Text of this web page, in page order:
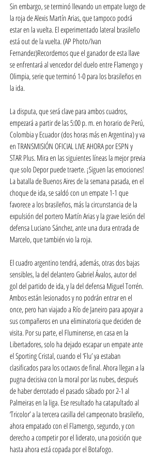
Sin embargo, se terminó llevando un empate luego de
la roja de Alexis Martín Arias, que tampoco podrá
estar en la vuelta. El experimentado lateral brasileño
está out de la vuelta. (AP Photo/Ivan
Fernandez)Recordemos que el ganador de esta llave
se enfrentará al vencedor del duelo entre Flamengo y
Olimpia, serie que terminó 1-0 para los brasileños en
la ida.
La disputa, que será clave para ambos cuadros,
empezará a partir de las 5:00 p. m. en horario de Perú,
Colombia y Ecuador (dos horas más en Argentina) y va
en TRANSMISIÓN OFICIAL LIVE AHORA por ESPN y
STAR Plus. Mira en las siguientes líneas la mejor previa
que solo Depor puede traerte. ¡Siguen las emociones!
La batalla de Buenos Aires de la semana pasada, en el
choque de ida, se saldó con un empate 1-1 que
favorece a los brasileños, más la circunstancia de la
expulsión del portero Martín Arias y la grave lesión del
defensa Luciano Sánchez, ante una dura entrada de
Marcelo, que también vio la roja.
El cuadro argentino tendrá, además, otras dos bajas
sensibles, la del delantero Gabriel Ávalos, autor del
gol del partido de ida, y la del defensa Miguel Torrén.
Ambos están lesionados y no podrán entrar en el
once, pero han viajado a Río de Janeiro para apoyar a
sus compañeros en una eliminatoria que deciden de
visita. Por su parte, el Fluminense, en casa en la
Libertadores, solo ha dejado escapar un empate ante
el Sporting Cristal, cuando el ‘Flu’ ya estaban
clasificados para los octavos de final. Ahora llegan a la
pugna decisiva con la moral por las nubes, después
de haber derrotado el pasado sábado por 2-1 al
Palmeiras en la liga. Ese resultado ha catapultado al
‘Tricolor’ a la tercera casilla del campeonato brasileño,
ahora empatado con el Flamengo, segundo, y con
derecho a competir por el liderato, una posición que
hasta ahora está copada por el Botafogo.